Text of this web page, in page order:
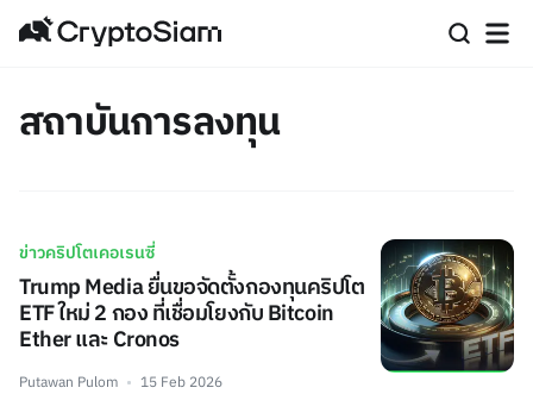
สถาบันการลงทุน
ข่าวคริปโตเคอเรนซี่
Trump Media ยื่นขอจัดตั้งกองทุนคริปโต
ETF ใหม่ 2 กอง ที่เชื่อมโยงกับ Bitcoin
Ether และ Cronos
Putawan Pulom 15 Feb 2026